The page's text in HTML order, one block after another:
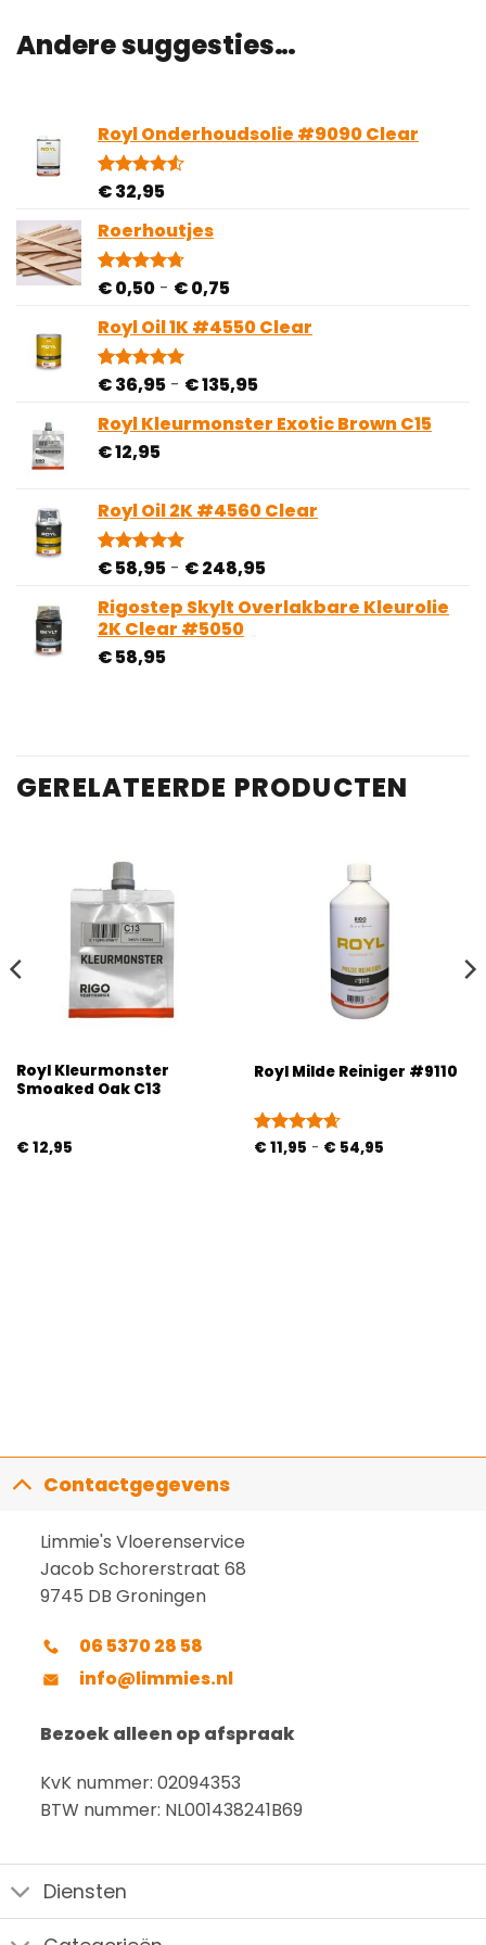
Andere suggesties…
Royl Onderhoudsolie #9090 Clear
Gewaardeerd
gebaseerd
op
4
klantbeoordelingen
€32,95
Roerhoutjes
Gewaardeerd
gebaseerd
op
3
klantbeoordelingen
€0,50 - €0,75Prijsklasse:
tot
Royl Oil 1K #4550 Clear
Gewaardeerd
gebaseerd
op
2
klantbeoordelingen
€36,95 - €135,95Prijsklasse:
tot
Royl Kleurmonster Exotic Brown C15
€12,95
Royl Oil 2K #4560 Clear
Gewaardeerd
gebaseerd
op
1
klantbeoordeling
€58,95 - €248,95Prijsklasse:
tot
Rigostep Skylt Overlakbare Kleurolie
2K Clear #5050
€58,95
GERELATEERDE PRODUCTEN
Royl Kleurmonster
Smoaked Oak C13
€ 12,95
Royl Milde Reiniger #9110
Gewaardeerd
€ 11,95 - € 54,95Prijsklasse:
Contactgegevens
Limmie's Vloerenservice
Jacob Schorerstraat 68
9745 DB Groningen
06 5370 28 58
info@limmies.nl
Bezoek alleen op afspraak
KvK nummer: 02094353
BTW nummer: NL001438241B69
Diensten